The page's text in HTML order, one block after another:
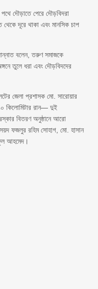
পথে দৌড়াতে পেরে দৌড়বিদরা
দূরে থাকা এবং মানসিক চাপ
বলেন, তরুণ সমাজকে
তুলে ধরা এবং দৌড়বিদদের
জেলা প্রশাসক মো. সারোয়ার
কিলোমিটার রান— দুই
বিতরণ অনুষ্ঠানে আরো
ফজলুর রহিম সোহাগ, মো. হাসান
আহমেদ।